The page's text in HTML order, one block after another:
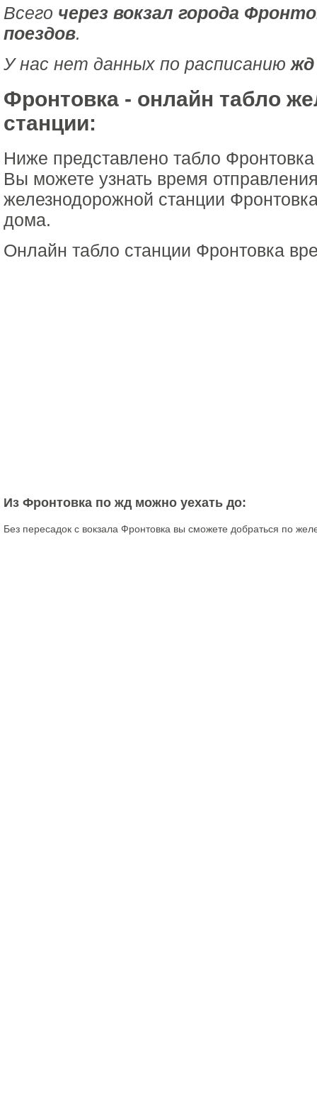
Всего через вокзал города
поездов.
У нас нет данных по расписанию
Фронтовка - онлайн табло
станции:
Ниже представлено табло
Вы можете узнать время
железнодорожной станции
дома.
Онлайн табло станции Фронтовка
Из Фронтовка по жд можно уехать до:
Без пересадок с вокзала Фронтовка вы сможете добраться по